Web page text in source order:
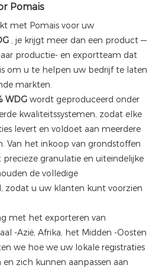
Pomais
met Pomais voor uw
, je krijgt meer dan een product —
productie- en exportteam dat
om u te helpen uw bedrijf te laten
markten.
WDG wordt geproduceerd onder
kwaliteitssystemen, zodat elke
levert en voldoet aan meerdere
Van het inkoop van grondstoffen
granulatie en uiteindelijke
de volledige
zodat u uw klanten kunt voorzien
met het exporteren van
-Azië, Afrika, het Midden -Oosten
we hoe we uw lokale registraties
zich kunnen aanpassen aan